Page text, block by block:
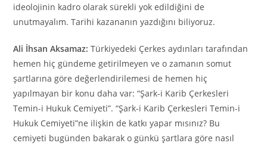
ideolojinin kadro olarak sürekli yok edildiğini de
unutmayalım. Tarihi kazananın yazdığını biliyoruz.
Ali İhsan Aksamaz:Türkiyedeki Çerkes aydınları tarafından
hemen hiç gündeme getirilmeyen ve o zamanın somut
şartlarına göre değerlendirilemesi de hemen hiç
yapılmayan bir konu daha var: “Şark-i Karib Çerkesleri
Temin-i Hukuk Cemiyeti”. “Şark-i Karib Çerkesleri Temin-i
Hukuk Cemiyeti”ne ilişkin de katkı yapar mısınız? Bu
cemiyeti bugünden bakarak o günkü şartlara göre nasıl